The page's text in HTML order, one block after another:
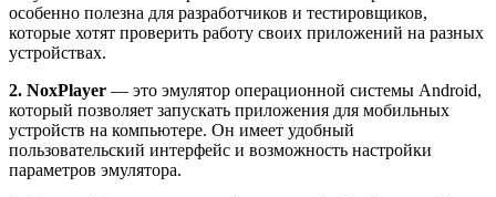
особенно полезна для разработчиков и тестировщиков,
которые хотят проверить работу своих приложений на разных
устройствах.
2. NoxPlayer — это эмулятор операционной системы Android,
который позволяет запускать приложения для мобильных
устройств на компьютере. Он имеет удобный
пользовательский интерфейс и возможность настройки
параметров эмулятора.